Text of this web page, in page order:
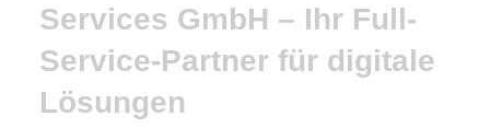
Services GmbH – Ihr Full-
Service-Partner für digitale
Lösungen